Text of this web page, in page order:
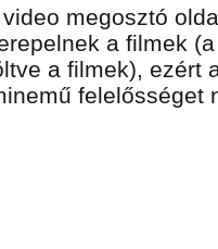
megosztó
a filmek
a filmek), ezért
felelősséget